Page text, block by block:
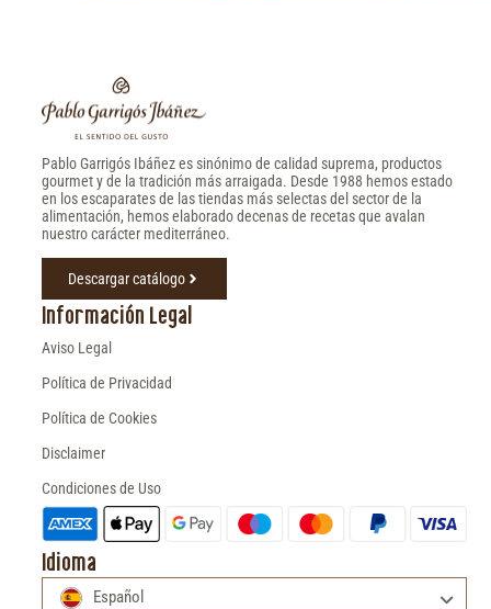
Pablo Garrigós Ibáñez es sinónimo de calidad suprema, productos
gourmet y de la tradición más arraigada. Desde 1988 hemos estado
en los escaparates de las tiendas más selectas del sector de la
alimentación, hemos elaborado decenas de recetas que avalan
nuestro carácter mediterráneo.
Descargar catálogo
Información Legal
Aviso Legal
Política de Privacidad
Política de Cookies
Disclaimer
Condiciones de Uso
Idioma
Español